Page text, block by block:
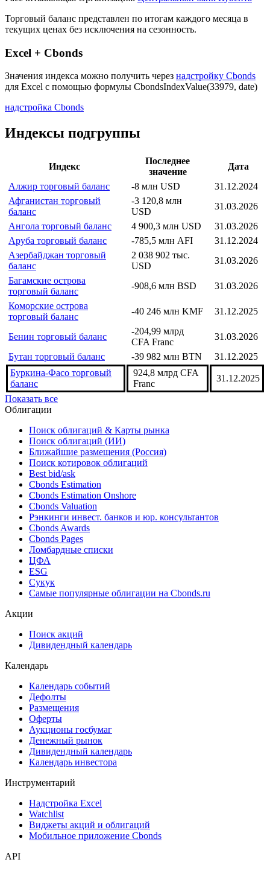
Страна: Кувейт
Торговый баланс представлен по итогам каждого месяца в
текущих ценах без исключения на сезонность.
Excel + Cbonds
для Excel с помощью формулы
Индексы подгруппы
Индекс
Последнее
значение
Дата
Алжир торговый баланс
-8 млн USD
31.12.2024
Афганистан торговый
баланс
-3 120,8 млн
USD
Ангола торговый баланс
4 900,3 млн USD
Аруба торговый баланс
-785,5 млн AFI
31.12.2024
Азербайджан торговый
баланс
USD
Багамские острова
торговый баланс
-908,6 млн BSD
торговый баланс
-40 246 млн KMF 31.12.2025
Бенин торговый баланс
-204,99 млрд
CFA Franc
31.03.2026
Бутан торговый баланс
Буркина-Фасо торговый
баланс
Показать все
Облигации
Поиск облигаций & Карты рынка
Поиск облигаций (ИИ)
Ближайшие размещения (Россия)
Поиск котировок облигаций
Best bid/ask
Cbonds Estimation
Cbonds Estimation Onshore
Cbonds Valuation
Рэнкинги инвест. банков и юр. консультантов
Cbonds Awards
Cbonds Pages
Ломбардные списки
ESG
Самые популярные облигации на Cbonds.ru
Дивидендный календарь
Календарь
Календарь событий
Дефолты
Размещения
Оферты
Денежный рынок
Календарь инвестора
Инструментарий